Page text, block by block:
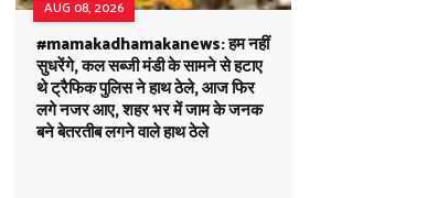
AUG 08, 2026
#mamakadhamakanews: हम नहीं
सुधरेंगे, कल सब्जी मंडी के सामने से हटाए
थे ट्रैफिक पुलिस ने हाथ ठेले, आज फिर
लगे नजर आए, शहर भर में जाम के जनक
बने बेतरतीब लगने वाले हाथ ठेले